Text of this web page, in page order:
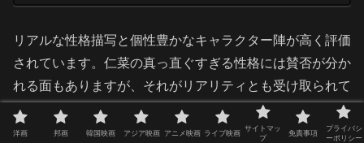
リアルな性格描写と個性豊かなキャラクター陣が高く評価
されています。仁菜の真っ直ぐすぎる性格には賛否が分か
れる面もありますが、それがリアリティとも受け取られて
います。
洋画 邦画 韓国映画 アジア映画 アニメ映画 ライブ映画
サイトマッ
プ
免責事項
プライバシ
ーポリシー